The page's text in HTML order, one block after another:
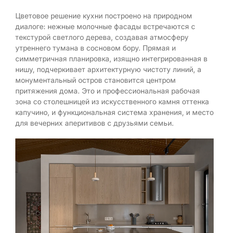
Цветовое решение кухни построено на природном
диалоге: нежные молочные фасады встречаются с
текстурой светлого дерева, создавая атмосферу
утреннего тумана в сосновом бору. Прямая и
симметричная планировка, изящно интегрированная в
нишу, подчеркивает архитектурную чистоту линий, а
монументальный остров становится центром
притяжения дома. Это и профессиональная рабочая
зона со столешницей из искусственного камня оттенка
капучино, и функциональная система хранения, и место
для вечерних аперитивов с друзьями семьи.